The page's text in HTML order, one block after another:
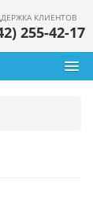
КЛИЕНТОВ
255-42-17